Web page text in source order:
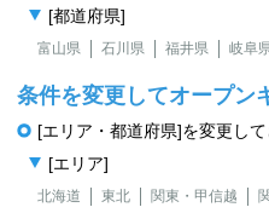
[都道府県]
富山県 石川県 福井県 岐阜
条件を変更してオープン
[エリア・都道府県]を変更し
[エリア]
北海道 東北 関東・甲信越